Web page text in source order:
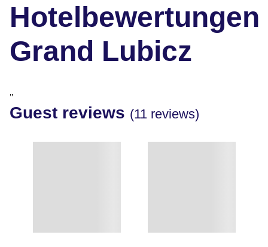
Hotelbewertungen
Grand Lubicz
"
Guest reviews (11 reviews)